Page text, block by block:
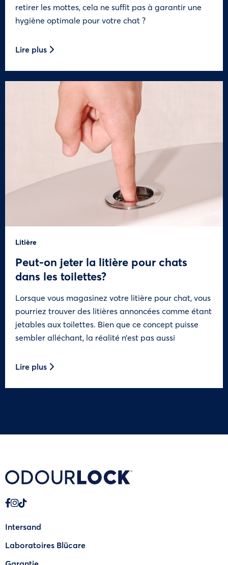
retirer les mottes, cela ne suffit pas à garantir une
hygiène optimale pour votre chat ?
Lire plus
Litière
Peut-on jeter la litière pour chats
dans les toilettes?
Lorsque vous magasinez votre litière pour chat, vous
pourriez trouver des litières annoncées comme étant
jetables aux toilettes. Bien que ce concept puisse
sembler alléchant, la réalité n’est pas aussi
Lire plus
Intersand
Laboratoires Blücare